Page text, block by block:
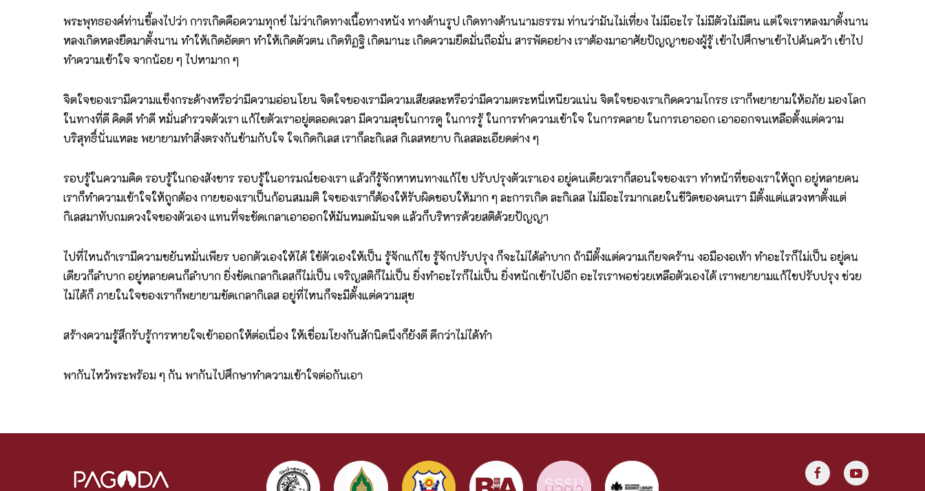
พระพุทธองค์ท่านชี้ลงไปว่า การเกิดคือความทุกข์ ไม่ว่าเกิดทางเนื้อทางหนัง ทางด้านรูป เกิดทางด้านนามธรรม ท่านว่ามันไม่เที่ยง ไม่มีอะไร ไม่มีตัวไม่มีตน แต่ใจเราหลงมาตั้งนาน
หลงเกิดหลงยืดมาตั้งนาน ทำให้เกิดอัตตา ทำให้เกิดตัวตน เกิดทิฏฐิ เกิดมานะ เกิดความยืดมั่นถือมั่น สารพัดอย่าง เราต้องมาอาศัยปัญญาของผู้รู้ เข้าไปศึกษาเข้าไปค้นคว้า เข้าไป
ทำความเข้าใจ จากน้อย ๆ ไปหามาก ๆ
จิตใจของเรามีความแข็งกระด้างหรือว่ามีความอ่อนโยน จิตใจของเรามีความเสียสละหรือว่ามีความตระหนี่เหนียวแน่น จิตใจของเราเกิดความโกรธ เราก็พยายามให้อภัย มองโลก
ในทางที่ดี คิดดี ทำดี หมั่นสำรวจตัวเรา แก้ไขตัวเราอยู่ตลอดเวลา มีความสุขในการดู ในการรู้ ในการทำความเข้าใจ ในการคลาย ในการเอาออก เอาออกจนเหลือตั้งแต่ความ
บริสุทธิ์นั่นแหละ พยายามทำสิ่งตรงกันข้ามกับใจ ใจเกิดกิเลส เราก็ละกิเลส กิเลสหยาบ กิเลสละเอียดต่าง ๆ
รอบรู้ในความคิด รอบรู้ในกองสังขาร รอบรู้ในอารมณ์ของเรา แล้วก็รู้จักหาหนทางแก้ไข ปรับปรุงตัวเราเอง อยู่คนเดียวเราก็สอนใจของเรา ทำหน้าที่ของเราให้ถูก อยู่หลายคน
เราก็ทำความเข้าใจให้ถูกต้อง กายของเราเป็นก้อนสมมติ ใจของเราก็ต้องให้รับผิดชอบให้มาก ๆ ละการเกิด ละกิเลส ไม่มีอะไรมากเลยในชีวิตของคนเรา มีตั้งแต่แสวงหาตั้งแต่
กิเลสมาทับถมดวงใจของตัวเอง แทนที่จะขัดเกลาเอาออกให้มันหมดมันจด แล้วก็บริหารด้วยสติด้วยปัญญา
ไปที่ไหนถ้าเรามีความขยันหมั่นเพียร บอกตัวเองให้ได้ ใช้ตัวเองให้เป็น รู้จักแก้ไข รู้จักปรับปรุง ก็จะไม่ได้ลำบาก ถ้ามีตั้งแต่ความเกียจคร้าน งอมืองอเท้า ทำอะไรก็ไม่เป็น อยู่คน
เดียวก็ลำบาก อยู่หลายคนก็ลำบาก ยิ่งขัดเกลากิเลสก็ไม่เป็น เจริญสติก็ไม่เป็น ยิ่งทำอะไรก็ไม่เป็น ยิ่งหนักเข้าไปอีก อะไรเราพอช่วยเหลือตัวเองได้ เราพยายามแก้ไขปรับปรุง ช่วย
ไม่ได้ก็ ภายในใจของเราก็พยายามขัดเกลากิเลส อยู่ที่ไหนก็จะมีตั้งแต่ความสุข
สร้างความรู้สึกรับรู้การหายใจเข้าออกให้ต่อเนื่อง ให้เชื่อมโยงกันสักนิดนึงก็ยังดี ดีกว่าไม่ได้ทำ
พากันไหว้พระพร้อม ๆ กัน พากันไปศึกษาทำความเข้าใจต่อกันเอา